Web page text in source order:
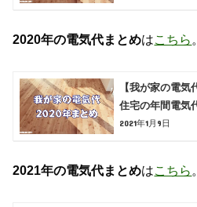
2020年の電気代まとめはこちら 。
【我が家の電
住宅の年間電気
2021年1月9日
2021年の電気代まとめはこちら 。